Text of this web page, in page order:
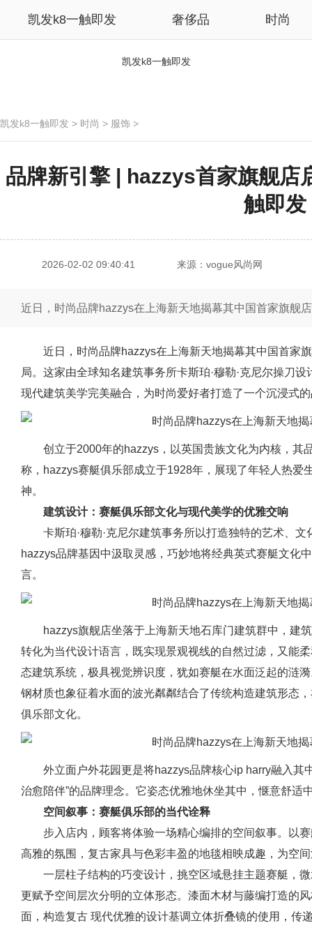
凯发k8一触即发 奢侈品 时尚
凯发k8一触即发
凯发k8一触即发 > 时尚 > 服饰 >
品牌新引擎 | hazzys首家旗舰店
触即发
2026-02-02 09:40:41 来源：vogue风尚网
近日，时尚品牌hazzys在上海新天地揭幕其中国首家旗舰
近日，时尚品牌hazzys在上海新天地揭幕其中国首家
局。这家由全球知名建筑事务所卡斯珀·穆勒·克尼尔操刀
现代建筑美学完美融合，为时尚爱好者打造了一个沉浸式
创立于2000年的hazzys，以英国贵族文化为内核，其
称，hazzys赛艇俱乐部成立于1928年，展现了年轻人热爱
神。
建筑设计：赛艇俱乐部文化与现代美学的优雅交响
卡斯珀·穆勒·克尼尔建筑事务所以打造独特的艺术、
hazzys品牌基因中汲取灵感，巧妙地将经典英式赛艇文化
言。
hazzys旗舰店坐落于上海新天地石库门建筑群中，建
转化为当代设计语言，既实现景观视线的自然过滤，又能
态建筑系统，极具视觉辨识度，犹如赛艇在水面泛起的涟
钢材质也象征着水面的波光粼粼结合了传统构造建筑形态
俱乐部文化。
外立面户外花园更是将hazzys品牌核心ip harry融入其
治愈陪伴”的品牌理念。它姿态优雅地休坐其中，惬意舒适
空间叙事：赛艇俱乐部的当代诠释
步入店内，顾客将体验一场精心编排的空间叙事。以
高雅的氛围，复古家具与色彩丰盈的地毯相映成趣，为空
一层柱子结构的巧变设计，挑空区域悬挂主题赛艇，
更赋予空间层次分明的立体形态。漆面木材与藤编打造的
面，构造复古 现代优雅的设计基调立体折叠镜的使用，传